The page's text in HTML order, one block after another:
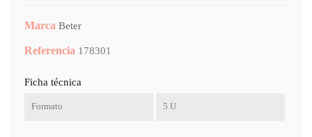
Marca Beter
Referencia 178301
Ficha técnica
Formato 5 U